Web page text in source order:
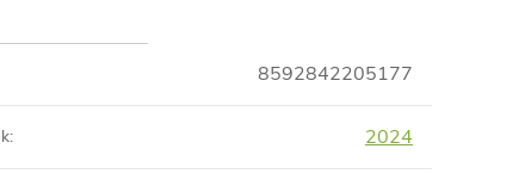
8592842205177
: 2024